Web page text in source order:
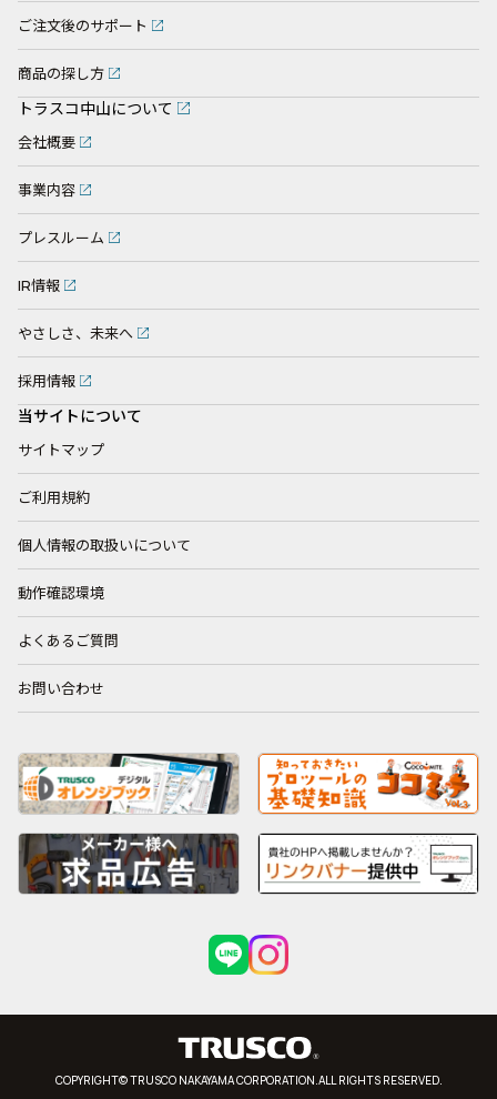
ご注文後のサポート
商品の探し方
トラスコ中山について
会社概要
事業内容
プレスルーム
IR情報
やさしさ、未来へ
採用情報
当サイトについて
サイトマップ
ご利用規約
個人情報の取扱いについて
動作確認環境
よくあるご質問
お問い合わせ
COPYRIGHT© TRUSCO NAKAYAMA CORPORATION.ALL RIGHTS RESERVED.